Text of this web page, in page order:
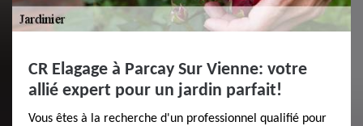
CR Elagage à Parcay Sur Vienne: votre
allié expert pour un jardin parfait!
Vous êtes à la recherche d'un professionnel qualifié pour